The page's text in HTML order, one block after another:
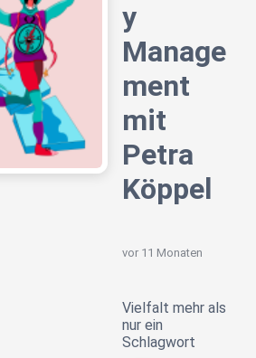
y
Manage
ment
mit
Petra
Köppel
vor 11 Monaten
Vielfalt mehr als
nur ein
Schlagwort